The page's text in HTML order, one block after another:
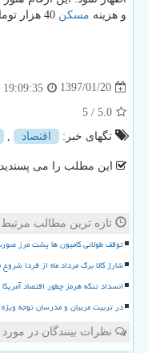
و هزینه مسكن
1397/01/20
19:09:35
5.0
/ 5
تگهای خبر:
اقتصاد ,
این مطلب را می
تازه ترین مطالب مرتبط
توقف طولانی کامیون ها پشت مرز
شارژ کالا برگ مرداد ماه از فردا
انسداد تنگه هرمز چطور اقتصاد
در تربیت مربیان و مدرسان توجه
نظرات بینندگان در